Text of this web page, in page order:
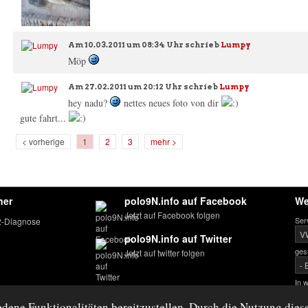
Am10.03.2011 um 08:34 Uhr schrieb Lumpy
Möp
Am 27.02.2011 um 20:12 Uhr schrieb Lumpy
hey nadu?
nettes neues foto von dir
gute fahrt...
< vorherige 1 2 3 mehr >
Diagnose
polo9N.info auf Facebook
Jetzt auf Facebook folgen
polo9N.info auf Twitter
Jetzt auf twitter folgen
In